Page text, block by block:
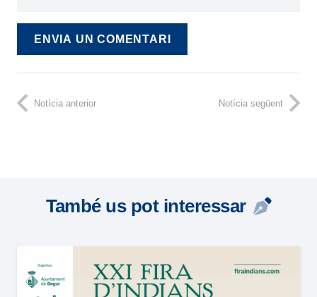
ENVIA UN COMENTARI
Notícia anterior Notícia següent
També us pot interessar